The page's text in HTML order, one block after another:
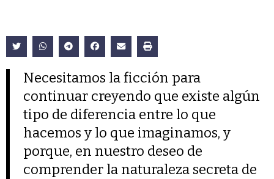
Necesitamos la ficción para
continuar creyendo que existe algún
tipo de diferencia entre lo que
hacemos y lo que imaginamos, y
porque, en nuestro deseo de
comprender la naturaleza secreta de